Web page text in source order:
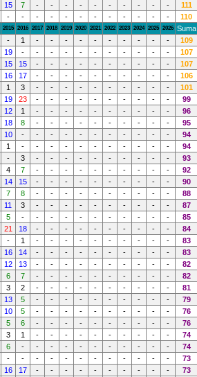
15 7 - - - - - - - - - -
111
- - - - - - - - - - - -
110
2015 2016 2017 2018 2019 2020 2021 2022 2023 2024 2025 2026
Suma
- 1 - - - - - - - - - -
109
19 - - - - - - - - - - -
107
15 15 - - - - - - - - - -
107
16 17 - - - - - - - - - -
106
1 3 - - - - - - - - - -
101
19 23 - - - - - - - - - -
99
12 1 - - - - - - - - - -
96
18 8 - - - - - - - - - -
95
10 - - - - - - - - - - -
94
1 - - - - - - - - - - -
94
- 3 - - - - - - - - - -
93
4 7 - - - - - - - - - -
92
14 15 - - - - - - - - - -
90
7 8 - - - - - - - - - -
88
11 3 - - - - - - - - - -
87
5 - - - - - - - - - - -
85
21 18 - - - - - - - - - -
84
- 1 - - - - - - - - - -
83
16 14 - - - - - - - - - -
83
12 13 - - - - - - - - - -
82
6 7 - - - - - - - - - -
82
3 2 - - - - - - - - - -
81
13 5 - - - - - - - - - -
79
10 5 - - - - - - - - - -
76
5 6 - - - - - - - - - -
76
3 1 - - - - - - - - - -
74
6 - - - - - - - - - - -
74
- - - - - - - - - - - -
73
16 17 - - - - - - - - - -
73